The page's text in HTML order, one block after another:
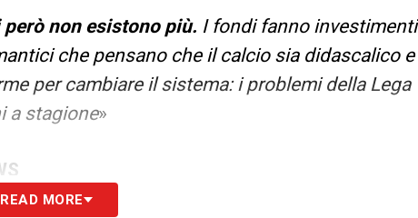
non esistono più. I fondi fanno investimenti
che pensano che il calcio sia didascalico e
per cambiare il sistema: i problemi della Lega
a stagione»
READ MORE